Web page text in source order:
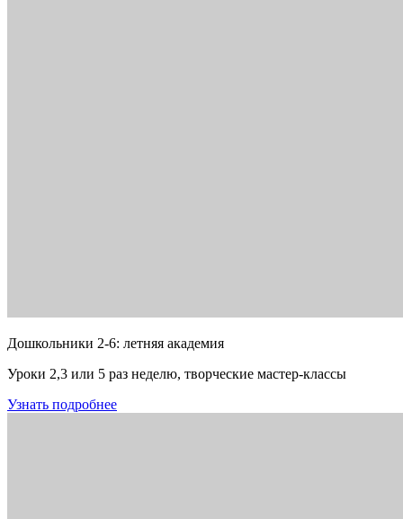
Дошкольники 2-6: летняя академия
Уроки 2,3 или 5 раз неделю, творческие мастер-классы
Узнать подробнее